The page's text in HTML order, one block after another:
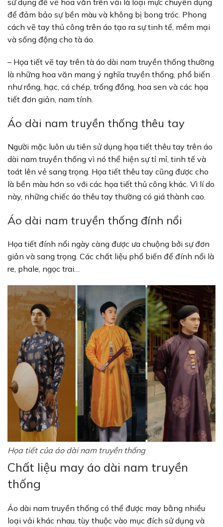
sử dụng để vẽ hoa văn trên vải là loại mực chuyên dụng
để đảm bảo sự bền màu và không bị bong tróc. Phong
cách vẽ tay thủ công trên áo tạo ra sự tinh tế, mềm mại
và sống động cho tà áo.
– Họa tiết vẽ tay trên tà áo dài nam truyền thống thường
là những hoa văn mang ý nghĩa truyền thống, phổ biến
như rồng, hạc, cá chép, trống đồng, hoa sen và các họa
tiết đơn giản, nam tính.
Áo dài nam truyền thống thêu tay
Người mặc luôn ưu tiên sử dụng họa tiết thêu tay trên áo
dài nam truyền thống vì nó thể hiện sự tỉ mỉ, tinh tế và
toát lên vẻ sang trọng. Họa tiết thêu tay cũng được cho
là bền màu hơn so với các họa tiết thủ công khác. Vì lí do
này, những chiếc áo thêu tay thường có giá thành cao.
Áo dài nam truyền thống đính nổi
Họa tiết đính nổi ngày càng được ưa chuộng bởi sự đơn
giản và sang trọng. Các chất liệu phổ biến để đính nổi là
re, phale, ngọc trai…
Họa tiết của áo dài nam truyền thống
Chất liệu may áo dài nam truyền
thống
Áo dài nam truyền thống có thể được may bằng nhiều
loại vải khác nhau, tùy thuộc vào mục đích sử dụng và